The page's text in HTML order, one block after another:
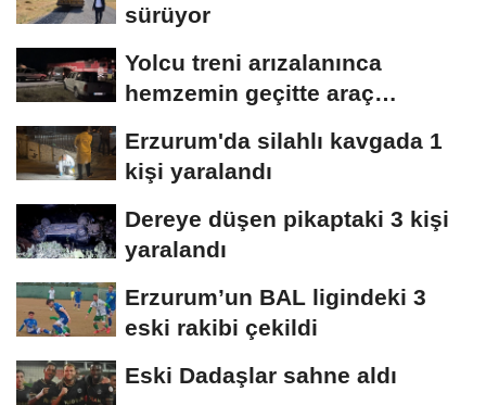
sürüyor
Yolcu treni arızalanınca
hemzemin geçitte araç
Erzurum'da silahlı kavgada 1
kişi yaralandı
Dereye düşen pikaptaki 3 kişi
yaralandı
Erzurum’un BAL ligindeki 3
eski rakibi çekildi
Eski Dadaşlar sahne aldı